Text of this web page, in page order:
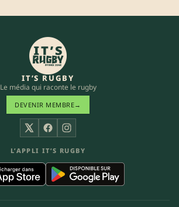
IT’S RUGBY
Le média qui raconte le rugby
DEVENIR MEMBRE→
X FacebookInstagram
L’APPLI IT’S RUGBY